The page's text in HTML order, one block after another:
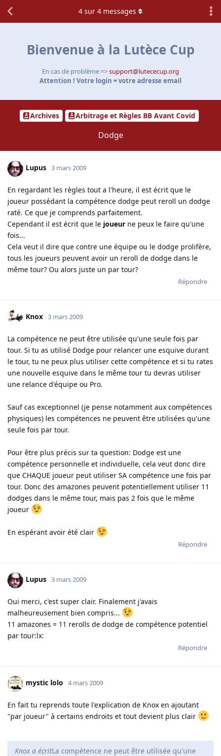
Bienvenue à la Lutèce Cup
En cas de problème =>support@lutececup.org
Attention ! Votre login = votre adresse email
Archives Arbitrage et Règles BB Avant Covid
Dodge
4 sur 4 messages
Lupus 3 mars 2009
En regardant les règles tout a l'heure, il est écrit que le
joueur possédant la compétence dodge peut reroll un dodge
raté. Ce que je comprends parfaitement.
Cependant il est écrit que le joueur ne peux le faire qu'une
fois...
Cela veut il dire que contre une équipe ou le dodge prolifère,
tous les joueurs peuvent avoir un reroll de dodge dans le
même tour? Ou alors juste un par tour?
Répondre
Knox 3 mars 2009
La compétence ne peut être utilisée qu'une seule fois par
tour. Si tu as utilisé Dodge pour relancer une esquive durant
le tour, tu ne peux plus utiliser cette compétence et si tu rates
une nouvelle esquive dans le même tour tu devras utiliser
une relance d'équipe ou Pro.
Sauf cas exceptionnel (je pense notamment aux compétences
physiques) les compétences ne peuvent être utilisées qu'une
seule fois par tour.
Pour être plus précis sur ta question: Dodge est une
compétence personnelle et individuelle, cela veut donc dire
que CHAQUE joueur peut utiliser SA compétence une fois par
tour. Donc des amazones peuvent potentiellement utiliser 11
dodges dans le même tour, mais pas 2 fois que le même
joueur
En espérant avoir été clair
Répondre
Lupus 3 mars 2009
Oui merci, c'est super clair. Finalement j'avais
malheureusement bien compris...
11 amazones = 11 rerolls de dodge de compétence potentiel
par tour:lx:
Répondre
mystic lolo 4 mars 2009
En fait tu reprends toute l'explication de Knox en ajoutant
"par joueur" à certains endroits et tout devient plus clair
Knox a écritLa compétence ne peut être utilisée qu'une